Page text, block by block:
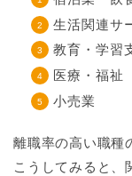
生活関連サ
教育・学習
医療・福祉
小売業
離職率の高い職種
こうしてみると、